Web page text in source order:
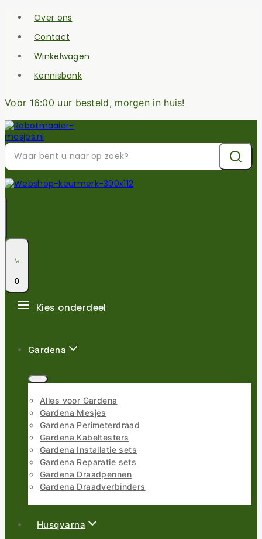
Over ons
Contact
Winkelwagen
Kennisbank
Voor 16:00 uur besteld, morgen in huis!
0
Kies onderdeel
Gardena
Alles voor Gardena
Gardena Mesjes
Gardena Perimeterdraad
Gardena Kabeltesters
Gardena Installatie sets
Gardena Reparatie sets
Gardena Draadpennen
Gardena Draadverbinders
Husqvarna